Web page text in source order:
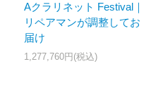
Aクラリネット Festival｜
リペアマンが調整してお
届け
1,277,760円(税込)